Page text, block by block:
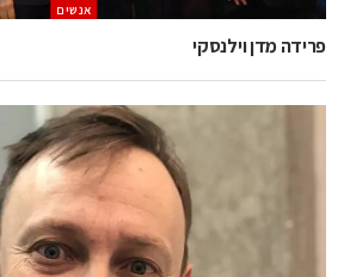
אנשים
פרידה מדן וילנסקי